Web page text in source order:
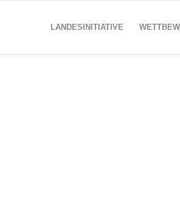
LANDESINITIATIVE